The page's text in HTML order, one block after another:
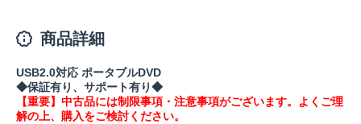
商品詳細
USB2.0対応 ポータブルDVD
◆保証有り、サポート有り◆
【重要】中古品には制限事項・注意事項がございます。よくご理
解の上、購入をご検討ください。